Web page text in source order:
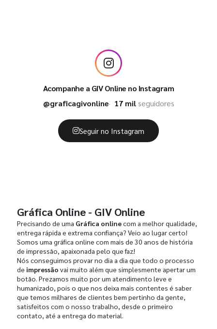
Acompanhe a GIV Online no Instagram
@graficagivonline
17 milseguidores
Seguir no Instagram
Gráfica Online - GIV Online
Precisando de uma Gráfica onlinecom a melhor qualidade,
entrega rápida e extrema confiança? Veio ao lugar certo!
Somos uma gráfica online com mais de 30 anos de história
de impressão, apaixonada pelo que faz!
Nós conseguimos provar no dia a dia que todo o processo
de impressão vai muito além que simplesmente apertar um
botão. Prezamos muito por um atendimento leve e
humanizado, pois o que nos deixa mais contentes é saber
que temos milhares de clientes bem pertinho da gente,
satisfeitos com o nosso trabalho, desde o primeiro
contato, até a entrega do material.